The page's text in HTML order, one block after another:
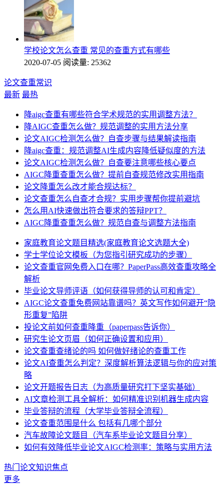
学校论文怎么查重 常见的查重方式有哪些
2020-07-05 阅读量: 25362
论文查重常识
最新 最热
降aigc查重有哪些符合学术规范的实用调整方法？
降AIGC查重怎么做？规范调整的实用方法分享
论文AIGC检测怎么做？自查步骤与结果解读指南
降aigc查重：规范调整AI生成内容降低疑似度的方法
论文AIGC检测怎么做？自查要注意哪些核心要点
AIGC降重查重怎么做？提前自查规范修改实用指南
论文降重怎么改才能合规达标？
论文查重怎么自查才合规？实用步骤帮你提前避坑
怎么用AI快速做出符合要求的答辩PPT？
AIGC降重查重怎么做？规范自查与调整方法指南
家庭教育论文题目精选(家庭教育论文选题大全)
学士学位论文模板（为您指引研究成功的步骤）
论文查重官网免费入口在哪？PaperPass高效查重攻略全
解析
毕业论文导师评语（如何获得导师的认可和肯定）
AIGC论文查重免费网站靠谱吗？英文写作如何避开“隐
形重复”陷阱
投论文前如何查重降重（paperpass告诉你）
研究生论文页眉（如何正确设置和应用）
论文查重查绪论的吗 如何做好绪论的查重工作
论文AI查重怎么判定？深度解析算法逻辑与你的应对策
略
论文开题报告日志（为高质量研究打下坚实基础）
AI文章检测工具全解析：如何精准识别机器生成内容
毕业答辩的流程（大学毕业答辩全流程）
论文查重范围是什么 包括有几哪个部分
汽车故障论文题目（汽车系毕业论文题目分享）
如何有效降低毕业论文AIGC检测率：策略与实用方法
热门论文知识焦点
更多